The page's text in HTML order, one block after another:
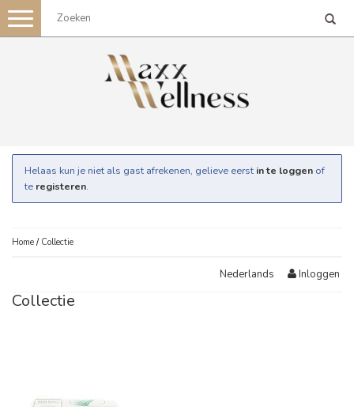
Toggle
navigation
Helaas kun je niet als gast afrekenen, gelieve eerst in te loggen of
te registeren.
Home / Collectie
Nederlands Inloggen
Collectie